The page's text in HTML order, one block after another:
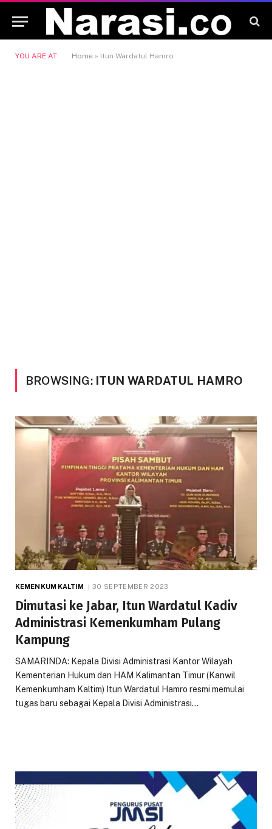
YOU ARE AT: Home » Itun Wardatul Hamro
BROWSING: ITUN WARDATUL HAMRO
KEMENKUM KALTIM 30 SEPTEMBER 2023
Dimutasi ke Jabar, Itun Wardatul Kadiv
Administrasi Kemenkumham Pulang
Kampung
SAMARINDA: Kepala Divisi Administrasi Kantor Wilayah
Kementerian Hukum dan HAM Kalimantan Timur (Kanwil
Kemenkumham Kaltim) Itun Wardatul Hamro resmi memulai
tugas baru sebagai Kepala Divisi Administrasi…